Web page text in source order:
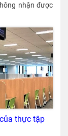
nhận được
lương không
nước ngoài.
thực tập